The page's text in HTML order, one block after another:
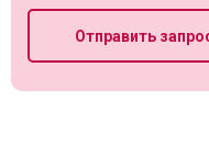
Отправить